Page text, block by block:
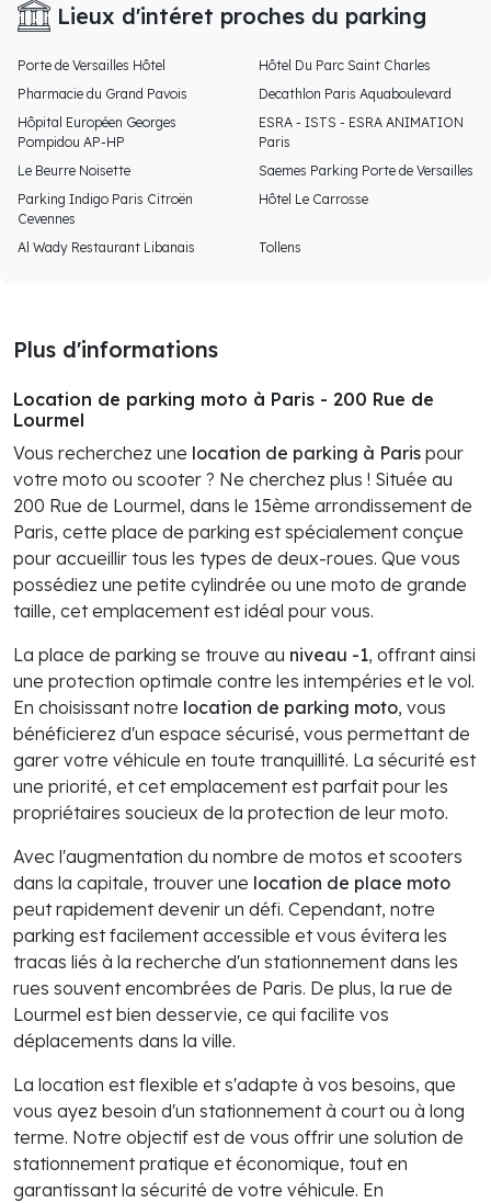
Lieux d'intéret proches du parking
Porte de Versailles Hôtel
Hôtel Du Parc Saint Charles
Pharmacie du Grand Pavois
Decathlon Paris Aquaboulevard
Hôpital Européen Georges
Pompidou AP-HP
ESRA - ISTS - ESRA ANIMATION
Paris
Le Beurre Noisette
Saemes Parking Porte de Versailles
Parking Indigo Paris Citroën
Cevennes
Hôtel Le Carrosse
Al Wady Restaurant Libanais Tollens
Plus d'informations
Location de parking moto à Paris - 200 Rue de
Lourmel
Vous recherchez une location de parking à Paris pour
votre moto ou scooter ? Ne cherchez plus ! Située au
200 Rue de Lourmel, dans le 15ème arrondissement de
Paris, cette place de parking est spécialement conçue
pour accueillir tous les types de deux-roues. Que vous
possédiez une petite cylindrée ou une moto de grande
taille, cet emplacement est idéal pour vous.
La place de parking se trouve au niveau -1, offrant ainsi
une protection optimale contre les intempéries et le vol.
En choisissant notre location de parking moto, vous
bénéficierez d'un espace sécurisé, vous permettant de
garer votre véhicule en toute tranquillité. La sécurité est
une priorité, et cet emplacement est parfait pour les
propriétaires soucieux de la protection de leur moto.
Avec l'augmentation du nombre de motos et scooters
dans la capitale, trouver une location de place moto
peut rapidement devenir un défi. Cependant, notre
parking est facilement accessible et vous évitera les
tracas liés à la recherche d'un stationnement dans les
rues souvent encombrées de Paris. De plus, la rue de
Lourmel est bien desservie, ce qui facilite vos
déplacements dans la ville.
La location est flexible et s'adapte à vos besoins, que
vous ayez besoin d'un stationnement à court ou à long
terme. Notre objectif est de vous offrir une solution de
stationnement pratique et économique, tout en
garantissant la sécurité de votre véhicule. En